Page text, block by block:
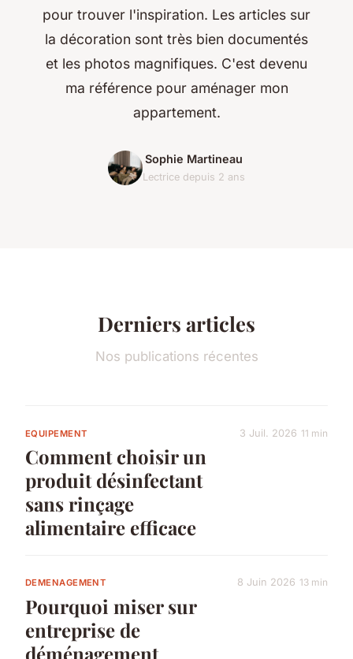
pour trouver l'inspiration. Les articles sur
la décoration sont très bien documentés
et les photos magnifiques. C'est devenu
ma référence pour aménager mon
appartement.
Sophie Martineau
Lectrice depuis 2 ans
Derniers articles
Nos publications récentes
EQUIPEMENT
Comment choisir un
produit désinfectant
sans rinçage
alimentaire efficace
3 Juil. 2026 11 min
DEMENAGEMENT
Pourquoi miser sur
entreprise de
déménagement
8 Juin 2026 13 min